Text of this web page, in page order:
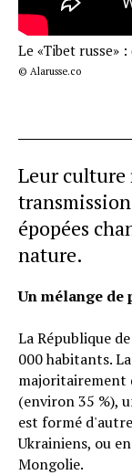
Le «Tibet russe»
© Alarusse.co
Leur culture
épopées
nature.
Un mélange de
La République
000 habitants.
majoritairement
(environ 35 %),
est formé
Ukrainiens, ou
Mongolie.